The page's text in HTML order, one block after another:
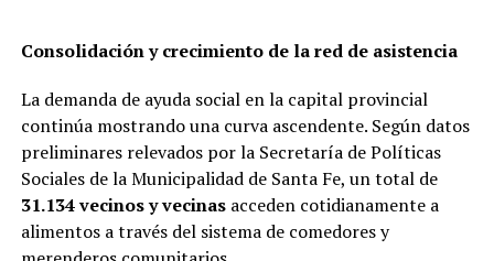
obligatorio. En este sentido, argumentó: “Vamos a
hoy en día nos está pidiendo la ciudadanía”.
TEMAS RELACIONADOS:
SIGUENTE
Consolidación y crecimiento de la red de asistencia
La demanda de ayuda social en la capital provincial
continúa mostrando una curva ascendente. Según datos
preliminares relevados por la Secretaría de Políticas
Sociales de la Municipalidad de Santa Fe, un total de
31.134 vecinos y vecinasacceden cotidianamente a
alimentos a través del sistema de comedores y